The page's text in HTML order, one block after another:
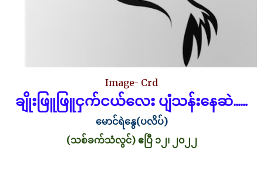
Image- Crd
ချိုးဖြူဖြူငှက်ငယ်လေး ပျံသန်းနေဆဲ......
မောင်ရဲနွေ(ပလိပ်)
(သစ်ခက်သံလွင်) ဧပြီ ၁၂၊ ၂၀၂၂